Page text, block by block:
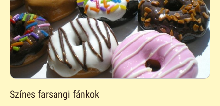
Színes farsangi fánkok